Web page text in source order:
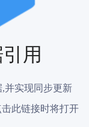
用
,并实现同步更新
击此链接时将打开